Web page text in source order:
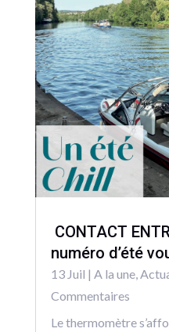
CONTACT
numéro d’été
13 Juil | A la une,
Commentaires
Le thermomètre